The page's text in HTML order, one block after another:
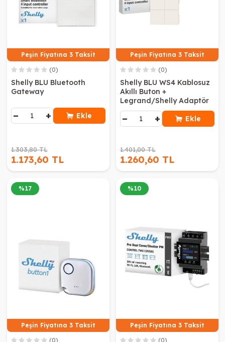
Peşin Fiyatına 3 Taksit
(0)
Shelly BLU Bluetooth
Gateway
− + Ekle
1.303,80 TL
1.173,60 TL
Peşin Fiyatına 3 Taksit
(0)
Shelly BLU WS4 Kablosuz
Akıllı Buton +
Legrand/Shelly Adaptör
− + Ekle
1.401,00 TL
1.260,60 TL
Peşin Fiyatına 3 Taksit
%17
(0)
Peşin Fiyatına 3 Taksit
%10
(0)